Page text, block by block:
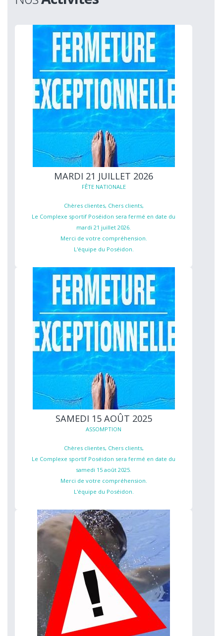
MARDI 21 JUILLET 2026
FÊTE NATIONALE
Chères clientes, Chers clients,
Le Complexe sportif Poséidon sera fermé en date du
mardi 21 juillet 2026.
Merci de votre compréhension.
L'équipe du Poséidon.
SAMEDI 15 AOÛT 2025
ASSOMPTION
Chères clientes, Chers clients,
Le Complexe sportif Poséidon sera fermé en date du
samedi 15 août 2025.
Merci de votre compréhension.
L'équipe du Poséidon.